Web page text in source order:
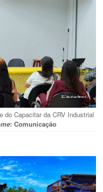
do Capacitar da CRV Industrial
: Comunicação